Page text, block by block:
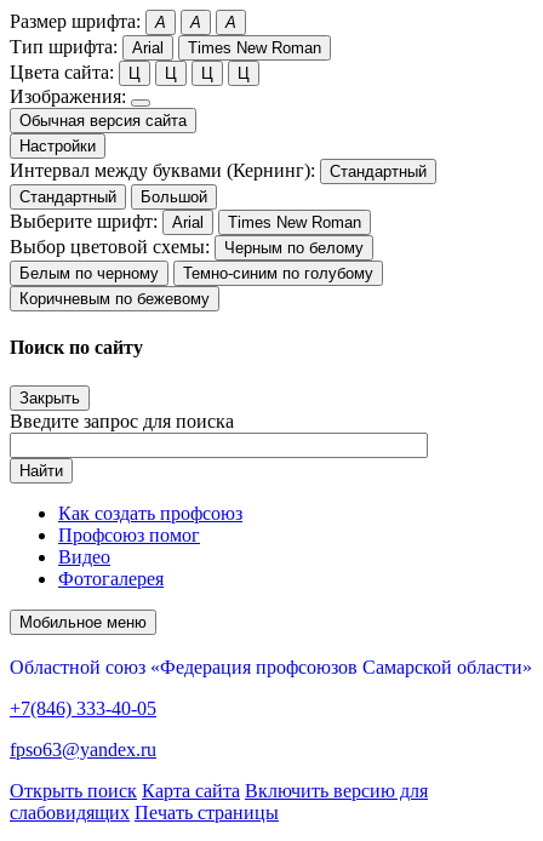
Размер шрифта: A A A
Тип шрифта: Arial Times New Roman
Цвета сайта: Ц Ц Ц Ц
Изображения:
Обычная версия сайта
Настройки
Интервал между буквами (Кернинг):
Стандартный
Стандартный
Большой
Выберите шрифт: Arial Times New Roman
Выбор цветовой схемы:
Черным по белому
Белым по черному
Темно-синим по голубому
Коричневым по бежевому
Поиск по сайту
Закрыть
Введите запрос для поиска
Найти
Как создать профсоюз
Профсоюз помог
Видео
Фотогалерея
Мобильное меню
Областной союз «Федерация профсоюзов Самарской области»
+7(846) 333-40-05
fpso63@yandex.ru
Открыть поиск Карта сайта Включить версию для
слабовидящих Печать страницы